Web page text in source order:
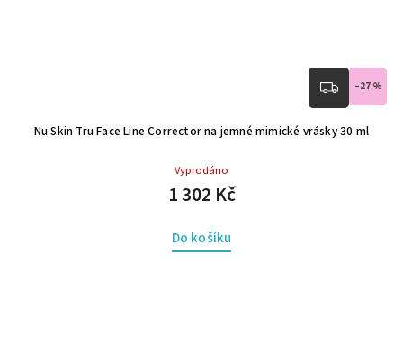
–27 %
Nu Skin Tru Face Line Corrector na jemné mimické vrásky 30 ml
Vyprodáno
1 302 Kč
Do košíku